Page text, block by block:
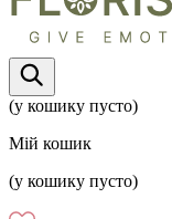
(у кошику пусто)
Мій кошик
(у кошику пусто)